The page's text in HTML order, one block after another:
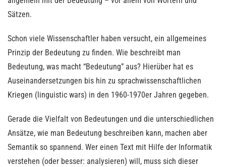
Sätzen.
Schon viele Wissenschaftler haben versucht, ein allgemeines
Prinzip der Bedeutung zu finden. Wie beschreibt man
Bedeutung, was macht “Bedeutung” aus? Hierüber hat es
Auseinandersetzungen bis hin zu sprachwissenschaftlichen
Kriegen (linguistic wars) in den 1960-1970er Jahren gegeben.
Gerade die Vielfalt von Bedeutungen und die unterschiedlichen
Ansätze, wie man Bedeutung beschreiben kann, machen aber
Semantik so spannend. Wer einen Text mit Hilfe der Informatik
verstehen (oder besser: analysieren) will, muss sich dieser